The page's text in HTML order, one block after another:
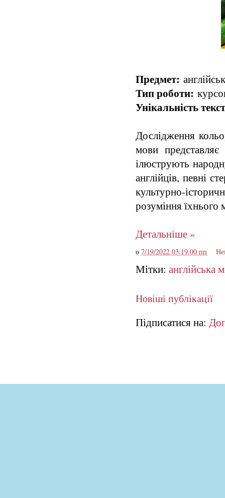
Предмет:
Тип роботи:
Унікальність
Дослідження
мови
ілюструють
англійців, певні
культурно-
розуміння їхнього
Детальніше »
о 7/19/2022 03:19:00 пп
Мітки: англійська
Новіші публікації
Підписатися на: